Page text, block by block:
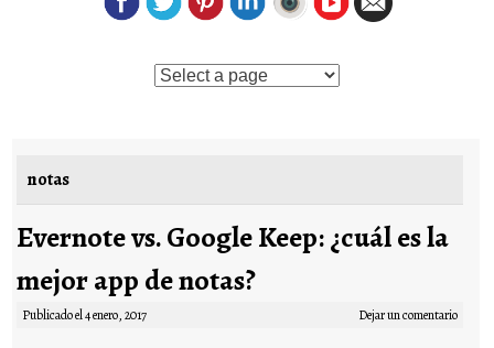
Saltar al contenido
notas
Evernote vs. Google Keep: ¿cuál es la
mejor app de notas?
Publicado el4 enero, 2017 Dejar un comentario